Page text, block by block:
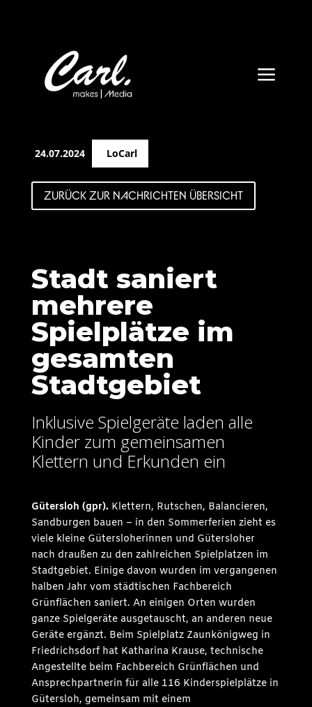
a
24.07.2024 LoCarl
ZURÜCK ZUR NACHRICHTEN ÜBERSICHT
Stadt saniert
mehrere
Spielplätze im
gesamten
Stadtgebiet
Inklusive Spielgeräte laden alle
Kinder zum gemeinsamen
Klettern und Erkunden ein
Gütersloh (gpr). Klettern, Rutschen, Balancieren,
Sandburgen bauen – in den Sommerferien zieht es
viele kleine Gütersloherinnen und Gütersloher
nach draußen zu den zahlreichen Spielplatzen im
Stadtgebiet. Einige davon wurden im vergangenen
halben Jahr vom städtischen Fachbereich
Grünflächen saniert. An einigen Orten wurden
ganze Spielgeräte ausgetauscht, an anderen neue
Geräte ergänzt. Beim Spielplatz Zaunkönigweg in
Friedrichsdorf hat Katharina Krause, technische
Angestellte beim Fachbereich Grünflächen und
Ansprechpartnerin für alle 116 Kinderspielplätze in
Gütersloh, gemeinsam mit einem